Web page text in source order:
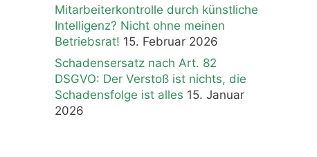
Mitarbeiterkontrolle durch künstliche
Intelligenz? Nicht ohne meinen
Betriebsrat! 15. Februar 2026
Schadensersatz nach Art. 82
DSGVO: Der Verstoß ist nichts, die
Schadensfolge ist alles 15. Januar
2026